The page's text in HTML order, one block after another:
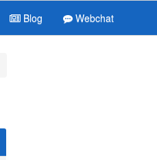
Blog Webchat